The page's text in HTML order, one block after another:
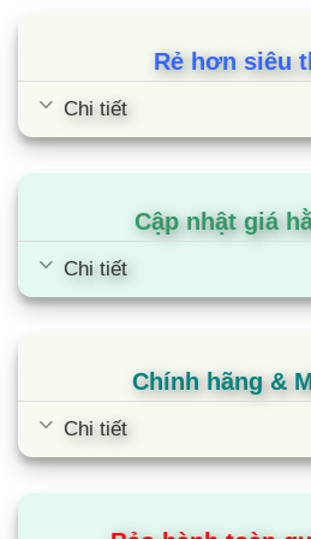
ứng nhu cầu làm mát cho
diện tích từ 20 – 30m² (từ 60
khi hoạt động.
Cơ chế thổi gió của
AMNQ18GTTA0
gió lên xuống tự động để làm
Cánh đảo gió rộng, cùng
căn phòng của bạn sẽ
Rẻ hơn siêu
Chi tiết
Cập nhật giá
Chi tiết
Chính hãng &
Chi tiết